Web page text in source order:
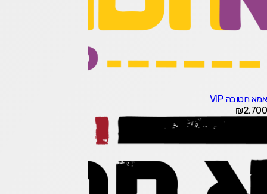
אמא חטובה VIP
₪2,700